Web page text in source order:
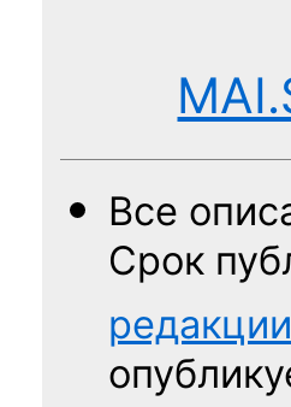
Все
Срок
редакции